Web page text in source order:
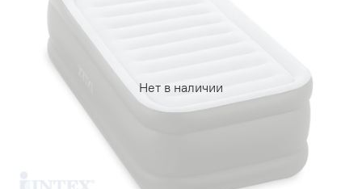
Нет в наличии